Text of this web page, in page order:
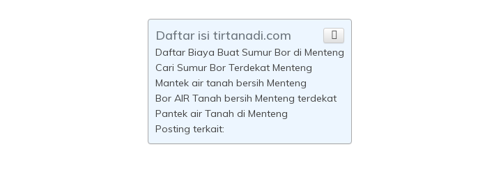
Daftar isi tirtanadi.com
Daftar Biaya Buat Sumur Bor di Menteng
Cari Sumur Bor Terdekat Menteng
Mantek air tanah bersih Menteng
Bor AIR Tanah bersih Menteng terdekat
Pantek air Tanah di Menteng
Posting terkait: